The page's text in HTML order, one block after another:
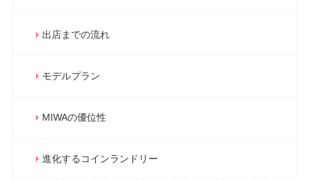
出店までの流れ
モデルプラン
MIWAの優位性
進化するコインランドリー